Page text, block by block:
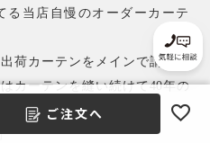
る当店自慢のオーダーカーテ
荷カーテンをメインで請け負
カーテンを縫い続けて40年の
人の姿があります。
ご注文へ